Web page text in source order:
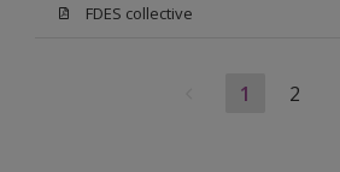
FDES collective
1 2